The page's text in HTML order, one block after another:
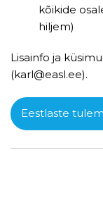
kõikide
hiljem)
Lisainfo ja
(karl@easl.ee).
Eestlaste